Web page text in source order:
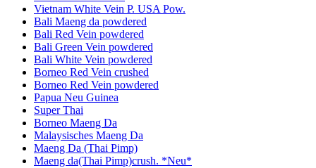
Vietnam White Vein P. USA Pow.
Bali Maeng da powdered
Bali Red Vein powdered
Bali Green Vein powdered
Bali White Vein powdered
Borneo Red Vein crushed
Borneo Red Vein powdered
Papua Neu Guinea
Super Thai
Borneo Maeng Da
Malaysisches Maeng Da
Maeng Da (Thai Pimp)
Maeng da(Thai Pimp)crush. *Neu*